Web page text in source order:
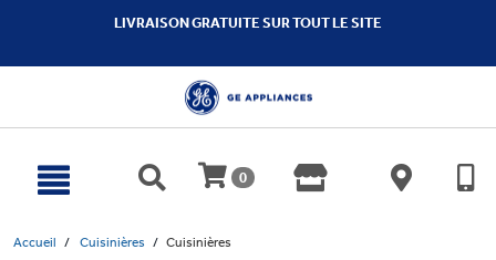
LIVRAISON GRATUITE SUR TOUT LE SITE
0
Accueil Cuisinières Cuisinières